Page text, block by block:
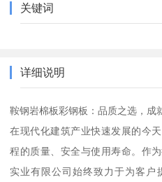
关键词
详细说明
鞍钢岩棉板彩钢板：品质之选，成
在现代化建筑产业快速发展的今
程的质量、安全与使用寿命。作
实业有限公司始终致力于为客户